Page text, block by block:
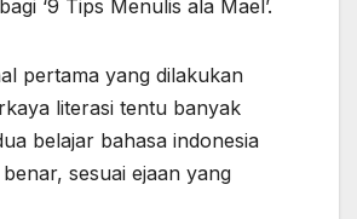
‘9 Tips Menulis ala Mael’.
pertama yang dilakukan
literasi tentu banyak
belajar bahasa indonesia
sesuai ejaan yang